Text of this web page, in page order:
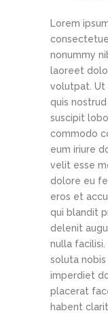
Lorem
nonummy
laoreet
volutpat. Ut
quis
suscipit
commodo
eum iriure
velit esse
dolore eu
eros et
qui blandit
delenit
nulla
soluta
imperdiet
placerat
habent